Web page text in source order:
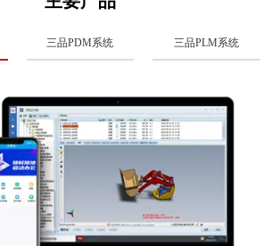
三品PDM系统 三品PLM系统